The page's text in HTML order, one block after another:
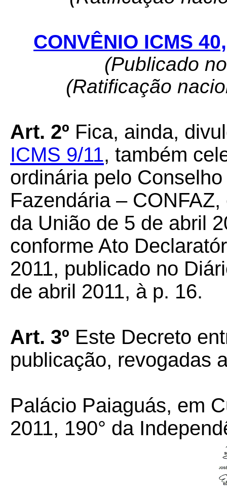
CONVÊNIO ICMS
(Publicado
(Ratificação
Art. 2º Fica, ainda,
ICMS 9/11, também
ordinária pelo
Fazendária –
da União de 5 de abril
conforme Ato
2011, publicado no
de abril 2011, à p. 16.
Art. 3º Este Decreto
publicação, revogadas
Palácio Paiaguás, em
2011, 190° da